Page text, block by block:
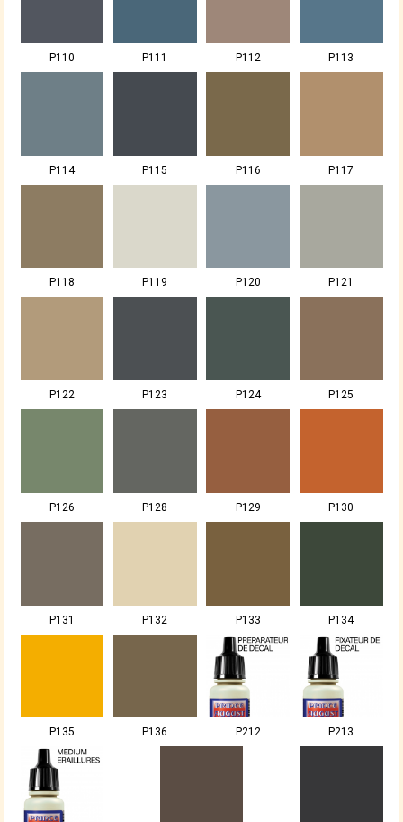
P110 P111 P112 P113
P114 P115 P116 P117
P118 P119 P120 P121
P122 P123 P124 P125
P126 P128 P129 P130
P131 P132 P133 P134
P135 P136 P212 P213